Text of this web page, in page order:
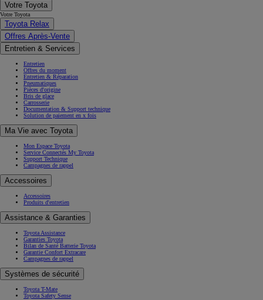
Votre Toyota
Votre Toyota
Toyota Relax
Offres Après-Vente
Entretien & Services
Entretien
Offres du moment
Entretien & Réparation
Pneumatiques
Pièces d'origine
Bris de glace
Carrosserie
Documentation & Support technique
Solution de paiement en x fois
Ma Vie avec Toyota
Mon Espace Toyota
Service Connectés My Toyota
Support Technique
Campagnes de rappel
Accessoires
Accessoires
Produits d'entretien
Assistance & Garanties
Toyota Assistance
Garanties Toyota
Bilan de Santé Batterie Toyota
Garantie Confort Extracare
Campagnes de rappel
Systèmes de sécurité
Toyota T-Mate
Toyota Safety Sense